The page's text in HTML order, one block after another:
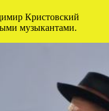
Кристовский
музыкантами.